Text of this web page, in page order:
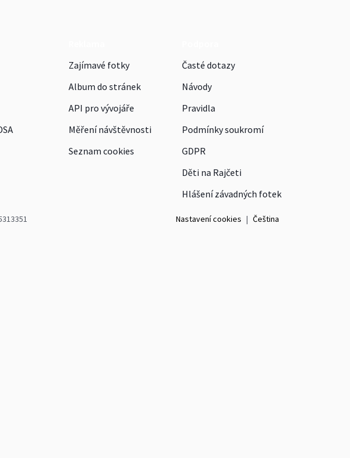
Zajímavé fotky
Album do stránek
API pro vývojáře
Měření návštěvnosti
Seznam cookies
Časté dotazy
Návody
Pravidla
Podmínky soukromí
GDPR
Děti na Rajčeti
Hlášení závadných fotek
Nastavení cookies | Čeština